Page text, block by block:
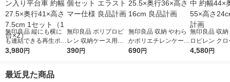
無印良品 縦にも横に
も連結できる再生ポリ
プロピレン入り平台車
台×2）
3,980円
無印良品 ポリプロピ
レン 収納ケース用キ
ャスター ４個セット
390円
無印良品 収納 やわら
かポリエチレンケース
中 約幅25.5×奥行36×
690円
無印良品 収納
ロピレン ク
トケース 中 約幅44×
4,580円
最近見た商品